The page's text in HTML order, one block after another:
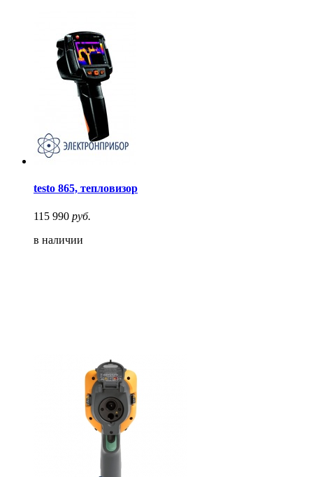
testo 865, тепловизор
115 990 руб.
в наличии